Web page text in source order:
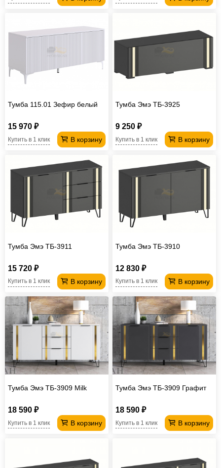
Тумба 115.01 Зефир белый
15 970 ₽
В корзину
Купить в 1 клик
Тумба Эмэ ТБ-3925
9 250 ₽
В корзину
Купить в 1 клик
Тумба Эмэ ТБ-3911
15 720 ₽
В корзину
Купить в 1 клик
Тумба Эмэ ТБ-3910
12 830 ₽
В корзину
Купить в 1 клик
Тумба Эмэ ТБ-3909 Milk
18 590 ₽
В корзину
Купить в 1 клик
Тумба Эмэ ТБ-3909 Графит
18 590 ₽
В корзину
Купить в 1 клик